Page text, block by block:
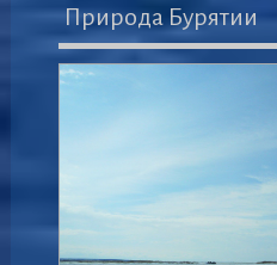
Природа Бурятии